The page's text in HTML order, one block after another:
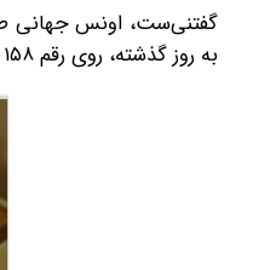
به روز گذشته، روی رقم ۱۵۸ هزار تومان قرار دارد.